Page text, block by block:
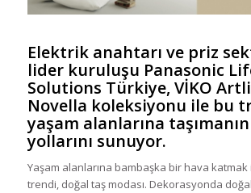
Elektrik anahtarı ve priz
lider kuruluşu Panasonic
Solutions Türkiye, VİKO
Novella koleksiyonu ile bu
yaşam alanlarına
yollarını sunuyor.
Yaşam alanlarına bambaşka bir hava
trendi, doğal taş modası. Dekorasyonda